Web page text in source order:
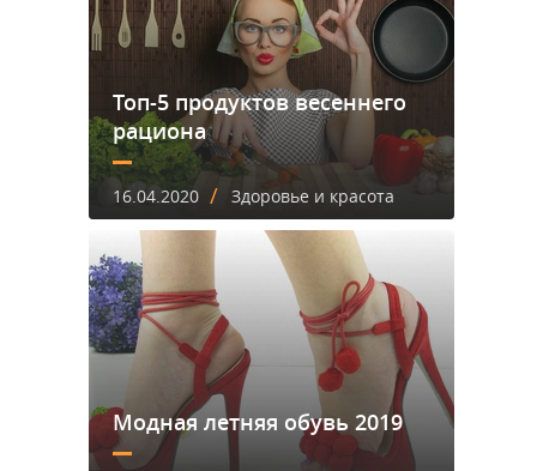
Топ-5 продуктов весеннего
рациона
16.04.2020 / Здоровье и красота
Модная летняя обувь 2019